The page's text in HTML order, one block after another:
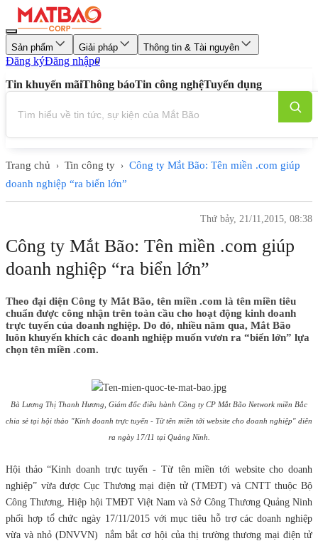
Sản phẩm Giải pháp Thông tin & Tài nguyên
Đăng kýĐăng nhập0
Tin khuyến mãiThông báoTin công nghệTuyển dụng
Trang chủ › Tin công ty › Công ty Mắt Bão: Tên miền .com giúp
doanh nghiệp “ra biển lớn”
Thứ bảy, 21/11,2015, 08:38
Công ty Mắt Bão: Tên miền .com giúp
doanh nghiệp “ra biển lớn”
Theo đại diện Công ty Mắt Bão, tên miền .com là tên miền tiêu
chuẩn được công nhận trên toàn cầu cho hoạt động kinh doanh
trực tuyến của doanh nghiệp. Do đó, nhiều năm qua, Mắt Bão
luôn khuyến khích các doanh nghiệp muốn vươn ra “biển lớn” lựa
chọn tên miền .com.
Bà Lương Thị Thanh Hương, Giám đốc điều hành Công ty CP Mắt Bão Network miền Bắc
chia sẻ tại hội thảo "Kinh doanh trực tuyến - Từ tên miền tới website cho doanh nghiệp" diễn
ra ngày 17/11 tại Quảng Ninh.
Hội thảo “Kinh doanh trực tuyến - Từ tên miền tới website cho doanh
nghiệp” vừa được Cục Thương mại điện tử (TMĐT) và CNTT thuộc Bộ
Công Thương, Hiệp hội TMĐT Việt Nam và Sở Công Thương Quảng Ninh
phối hợp tổ chức ngày 17/11/2015 với mục tiêu hỗ trợ các doanh nghiệp
vừa và nhỏ (DNVVN) nắm bắt cơ hội của thị trường thương mại điện tử